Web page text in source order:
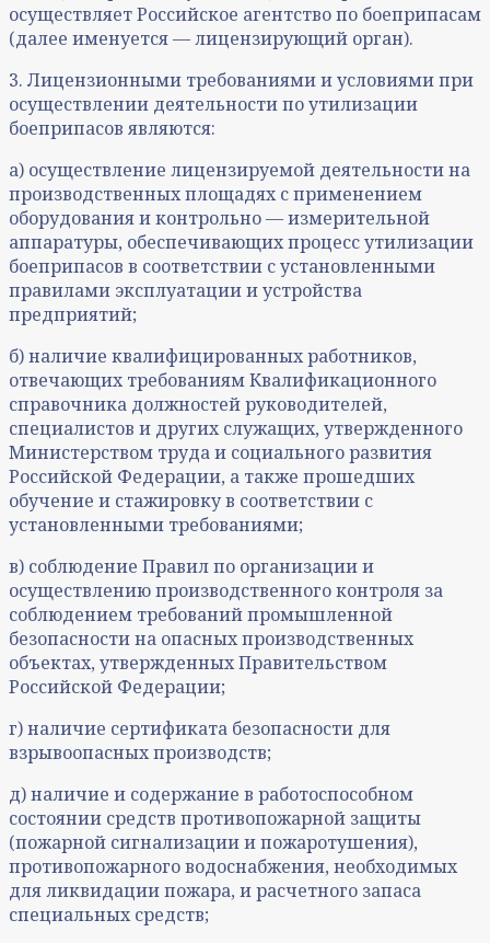
осуществляет Российское агентство по боеприпасам
(далее именуется — лицензирующий орган).
3. Лицензионными требованиями и условиями при
осуществлении деятельности по утилизации
боеприпасов являются:
а) осуществление лицензируемой деятельности на
производственных площадях с применением
оборудования и контрольно — измерительной
аппаратуры, обеспечивающих процесс утилизации
боеприпасов в соответствии с установленными
правилами эксплуатации и устройства
предприятий;
б) наличие квалифицированных работников,
отвечающих требованиям Квалификационного
справочника должностей руководителей,
специалистов и других служащих, утвержденного
Министерством труда и социального развития
Российской Федерации, а также прошедших
обучение и стажировку в соответствии с
установленными требованиями;
в) соблюдение Правил по организации и
осуществлению производственного контроля за
соблюдением требований промышленной
безопасности на опасных производственных
объектах, утвержденных Правительством
Российской Федерации;
г) наличие сертификата безопасности для
взрывоопасных производств;
д) наличие и содержание в работоспособном
состоянии средств противопожарной защиты
(пожарной сигнализации и пожаротушения),
противопожарного водоснабжения, необходимых
для ликвидации пожара, и расчетного запаса
специальных средств;